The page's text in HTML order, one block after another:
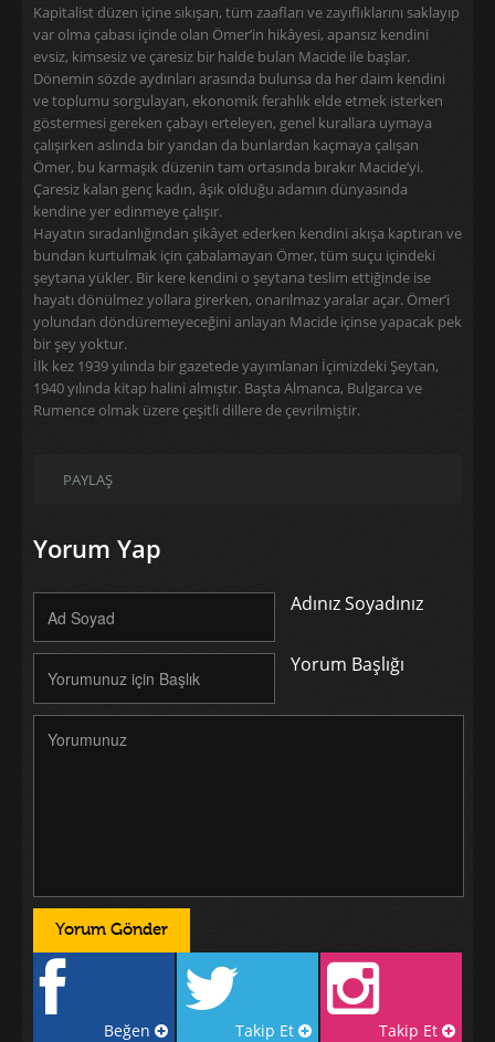
Kapitalist düzen içine sıkışan, tüm zaafları ve zayıflıklarını saklayıp
var olma çabası içinde olan Ömer’in hikâyesi, apansız kendini
evsiz, kimsesiz ve çaresiz bir halde bulan Macide ile başlar.
Dönemin sözde aydınları arasında bulunsa da her daim kendini
ve toplumu sorgulayan, ekonomik ferahlık elde etmek isterken
göstermesi gereken çabayı erteleyen, genel kurallara uymaya
çalışırken aslında bir yandan da bunlardan kaçmaya çalışan
Ömer, bu karmaşık düzenin tam ortasında bırakır Macide’yi.
Çaresiz kalan genç kadın, âşık olduğu adamın dünyasında
kendine yer edinmeye çalışır.
Hayatın sıradanlığından şikâyet ederken kendini akışa kaptıran ve
bundan kurtulmak için çabalamayan Ömer, tüm suçu içindeki
şeytana yükler. Bir kere kendini o şeytana teslim ettiğinde ise
hayatı dönülmez yollara girerken, onarılmaz yaralar açar. Ömer’i
yolundan döndüremeyeceğini anlayan Macide içinse yapacak pek
bir şey yoktur.
İlk kez 1939 yılında bir gazetede yayımlanan İçimizdeki Şeytan,
1940 yılında kitap halini almıştır. Başta Almanca, Bulgarca ve
Rumence olmak üzere çeşitli dillere de çevrilmiştir.
PAYLAŞ
Yorum Yap
Adınız Soyadınız
Yorum Başlığı
Beğen Takip Et Takip Et